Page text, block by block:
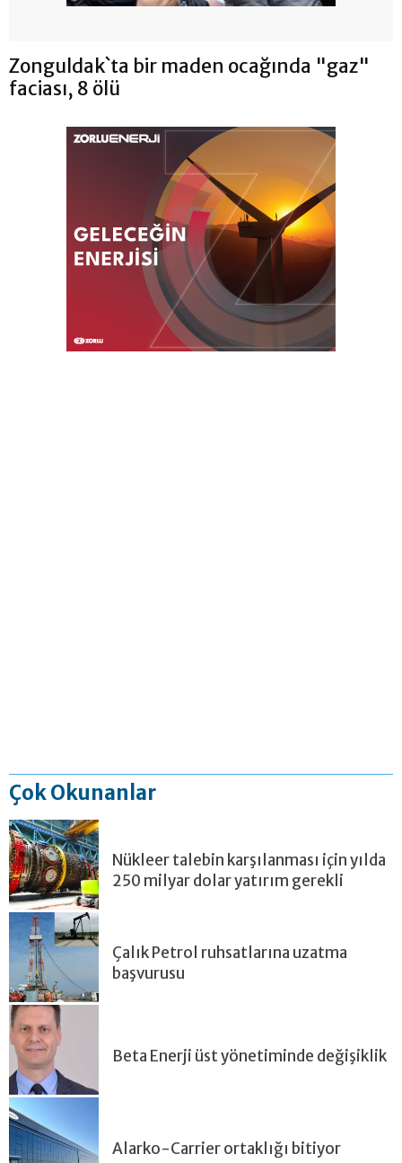
Zonguldak`ta bir maden ocağında "gaz"
faciası, 8 ölü
Çok Okunanlar
Nükleer talebin karşılanması için yılda
250 milyar dolar yatırım gerekli
Çalık Petrol ruhsatlarına uzatma
başvurusu
Beta Enerji üst yönetiminde değişiklik
Alarko-Carrier ortaklığı bitiyor